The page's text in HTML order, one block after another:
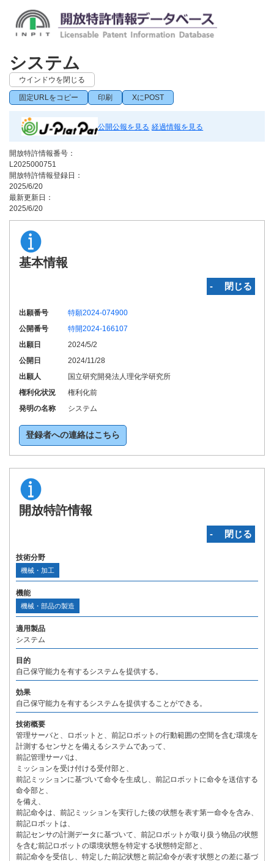
システム
ウインドウを閉じる
固定URLをコピー 印刷 XにPOST
公開公報を見る 経過情報を見る
開放特許情報番号：
L2025000751
開放特許情報登録日：
2025/6/20
最新更新日：
2025/6/20
基本情報
‐ 閉じる
出願番号
特願2024-074900
公開番号
特開2024-166107
出願日
2024/5/2
公開日
2024/11/28
出願人
国立研究開発法人理化学研究所
権利化状況
権利化前
発明の名称
システム
登録者への連絡はこちら
開放特許情報
‐ 閉じる
技術分野
機械・加工
機能
機械・部品の製造
適用製品
システム
目的
自己保守能力を有するシステムを提供する。
効果
自己保守能力を有するシステムを提供することができる。
技術概要
管理サーバと、ロボットと、前記ロボットの行動範囲の空間を含む環境を
計測するセンサとを備えるシステムであって、
前記管理サーバは、
ミッションを受け付ける受付部と、
前記ミッションに基づいて命令を生成し、前記ロボットに命令を送信する
命令部と、
を備え、
前記命令は、前記ミッションを実行した後の状態を表す第一命令を含み、
前記ロボットは、
前記センサの計測データに基づいて、前記ロボットが取り扱う物品の状態
を含む前記ロボットの環境状態を特定する状態特定部と、
前記命令を受信し、特定した前記状態と前記命令が表す状態との差に基づ